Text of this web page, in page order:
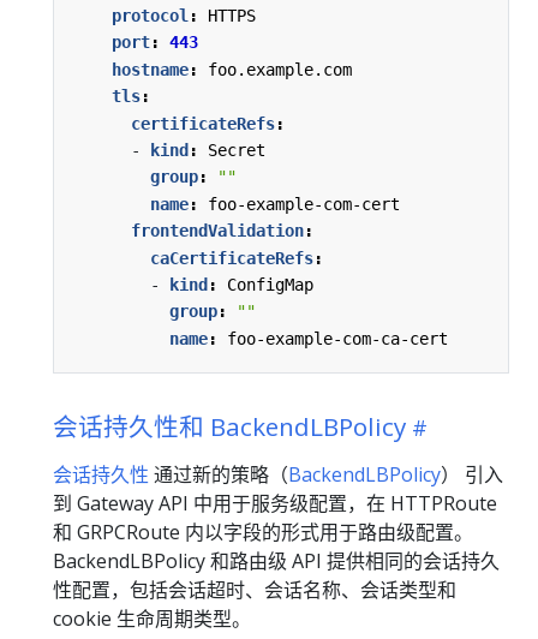
protocol :
HTTPS
port:
443
hostname:
foo.example.com
tls:
certificateRefs:
-
kind :
Secret
group:
""
name:
foo-example-com-cert
frontendValidation:
caCertificateRefs:
-
kind :
ConfigMap
group:
""
name: foo-example-com-ca-cert
会话持久性和 BackendLBPolicy
会话持久性 通过新的策略（BackendLBPolicy） 引入
到 Gateway API 中用于服务级配置，在 HTTPRoute
和 GRPCRoute 内以字段的形式用于路由级配置。
BackendLBPolicy 和路由级 API 提供相同的会话持久
性配置，包括会话超时、会话名称、会话类型和
cookie 生命周期类型。